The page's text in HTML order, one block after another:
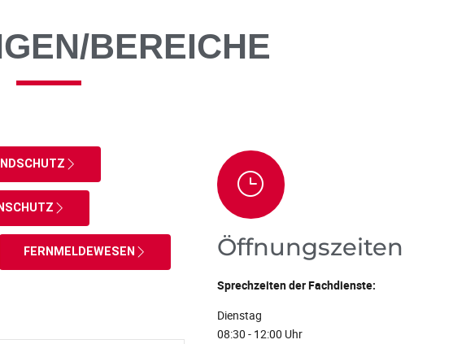
BEREICHE
FERNMELDEWESEN Öffnungszeiten
Sprechzeiten der Fachdienste:
Dienstag
08:30 - 12:00 Uhr